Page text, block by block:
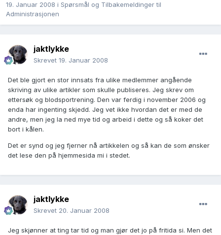
19. Januar 2008 i Spørsmål og Tilbakemeldinger til
Administrasjonen
jaktlykke
Skrevet 19. Januar 2008
Det ble gjort en stor innsats fra ulike medlemmer angående
skriving av ulike artikler som skulle publiseres. Jeg skrev om
ettersøk og blodsportrening. Den var ferdig i november 2006 og
enda har ingenting skjedd. Jeg vet ikke hvordan det er med de
andre, men jeg la ned mye tid og arbeid i dette og så koker det
bort i kålen.
Det er synd og jeg fjerner nå artikkelen og så kan de som ønsker
det lese den på hjemmesida mi i stedet.
jaktlykke
Skrevet 20. Januar 2008
Jeg skjønner at ting tar tid og man gjør det jo på fritida si. Men det